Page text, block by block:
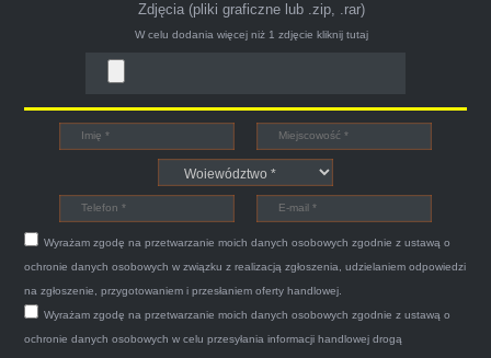
Witam,ja jestem bardzo zadowolona z usługi S-
Car.pl sprzedałam swoją wysłużoną corsinę
tego samego dnia miły grzeczny pan przyjechał
po trzech godzinach autolawetą sprawnie
zapakował auto wypisał dokumenty i wypłacił
gotówkę.Zdecydowanie mogę polecić tą firmę
mnie do skorzystania z ich usług przekonało to
Zdjęcia (pliki graficzne lub .zip, .rar)
W celu dodania więcej niż 1 zdjęcie kliknij tutaj
Wyrażam zgodę na przetwarzanie moich danych osobowych zgodnie z ustawą o
ochronie danych osobowych w związku z realizacją zgłoszenia, udzielaniem odpowiedzi
na zgłoszenie, przygotowaniem i przesłaniem oferty handlowej.
Wyrażam zgodę na przetwarzanie moich danych osobowych zgodnie z ustawą o
ochronie danych osobowych w celu przesyłania informacji handlowej drogą